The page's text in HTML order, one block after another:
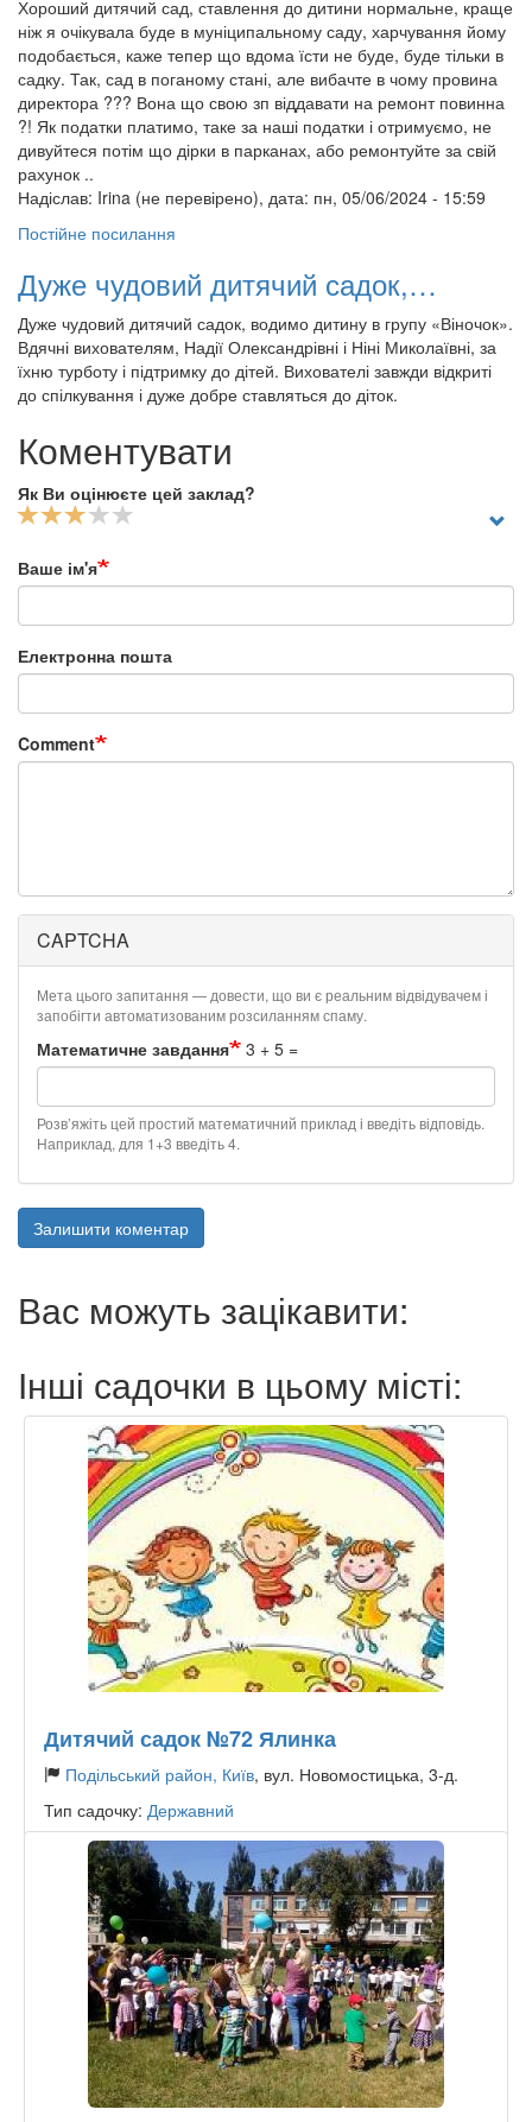
Хороший дитячий сад, ставлення до дитини нормальне, краще
ніж я очікувала буде в муніципальному саду, харчування йому
подобається, каже тепер що вдома їсти не буде, буде тільки в
садку. Так, сад в поганому стані, але вибачте в чому провина
директора ??? Вона що свою зп віддавати на ремонт повинна
?! Як податки платимо, таке за наші податки і отримуємо, не
дивуйтеся потім що дірки в парканах, або ремонтуйте за свій
рахунок ..
Надіслав: Irina (не перевірено), дата: пн, 05/06/2024 - 15:59
Постійне посилання
Дуже чудовий дитячий садок,…
Дуже чудовий дитячий садок, водимо дитину в групу «Віночок».
Вдячні вихователям, Надії Олександрівні і Ніні Миколаївні, за
їхню турботу і підтримку до дітей. Вихователі завжди відкриті
до спілкування і дуже добре ставляться до діток.
Коментувати
Як Ви оцінюєте цей заклад?
Ваше ім'я
Електронна пошта
Comment
CAPTCHA
Мета цього запитання — довести, що ви є реальним відвідувачем і
запобігти автоматизованим розсиланням спаму.
Математичне завдання 3 + 5 =
Розв’яжіть цей простий математичний приклад і введіть відповідь.
Наприклад, для 1+3 введіть 4.
Залишити коментар
Вас можуть зацікавити:
Інші садочки в цьому місті:
Дитячий садок №72 Ялинка
Подільський район, Київ, вул. Новомостицька, 3-д.
Тип садочку: Державний